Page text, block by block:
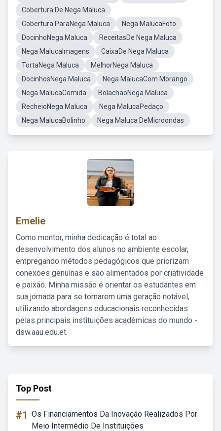
Cobertura De Nega Maluca
Cobertura ParaNega Maluca
Nega MalucaFoto
DocinhoNega Maluca
ReceitasDe Nega Maluca
Nega MalucaImagens
CaixaDe Nega Maluca
TortaNega Maluca
MelhorNega Maluca
DocinhosNega Maluca
Nega MalucaCom Morango
Nega MalucaComida
BolachaoNega Maluca
RecheioNega Maluca
Nega MalucaPedaço
Nega MalucaBolinho
Nega Maluca DeMicroondas
Emelie
Como mentor, minha dedicação é total ao
desenvolvimento dos alunos no ambiente escolar,
empregando métodos pedagógicos que priorizam
conexões genuínas e são alimentados por criatividade
e paixão. Minha missão é orientar os estudantes em
sua jornada para se tornarem uma geração notável,
utilizando abordagens educacionais reconhecidas
pelas principais instituições acadêmicas do mundo -
dsw.aau.edu.et.
Top Post
#1 Os Financiamentos Da Inovação Realizados Por
Meio Intermédio De Instituições